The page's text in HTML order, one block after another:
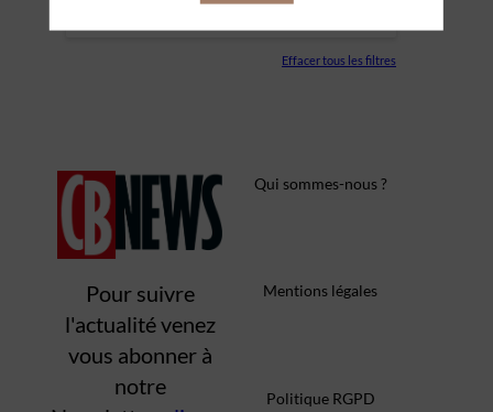
Effacer tous les filtres
Pour suivre
l'actualité venez
vous abonner à
notre
Qui sommes-nous ?
Mentions légales
Politique RGPD